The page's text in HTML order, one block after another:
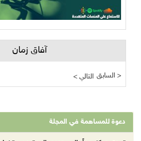
آفاق زمان
< التالي السابق >
دعوة للمساهمة في المجلة